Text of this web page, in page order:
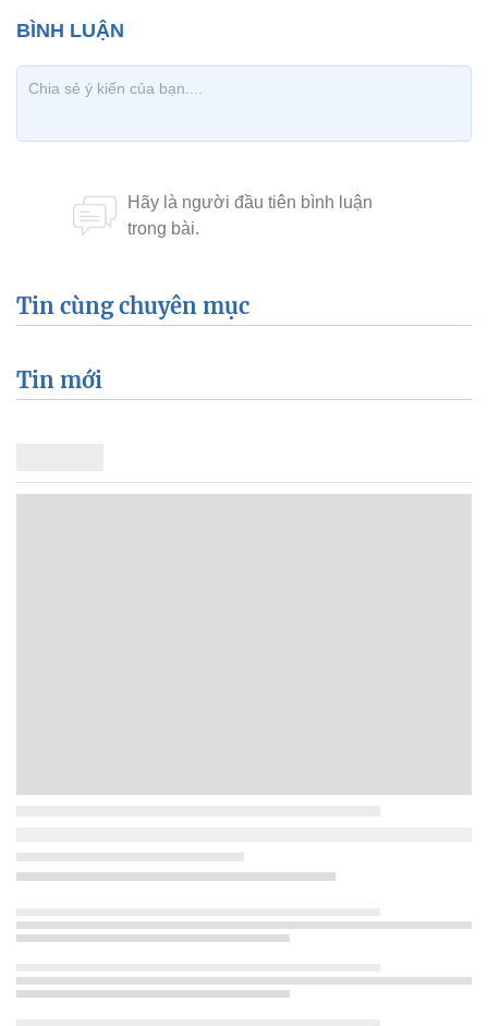
Tin cùng chuyên mục
Tin mới